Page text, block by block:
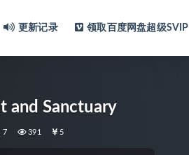
更新记录 领取百度网盘超级SVIP
and Sanctuary
7 391 5